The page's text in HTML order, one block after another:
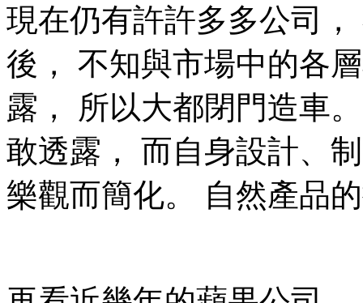
現在仍有許許多多公司
後， 不知與市場中的各
露， 所以大都閉門造車
敢透露， 而自身設計、
樂觀而簡化。 自然產品